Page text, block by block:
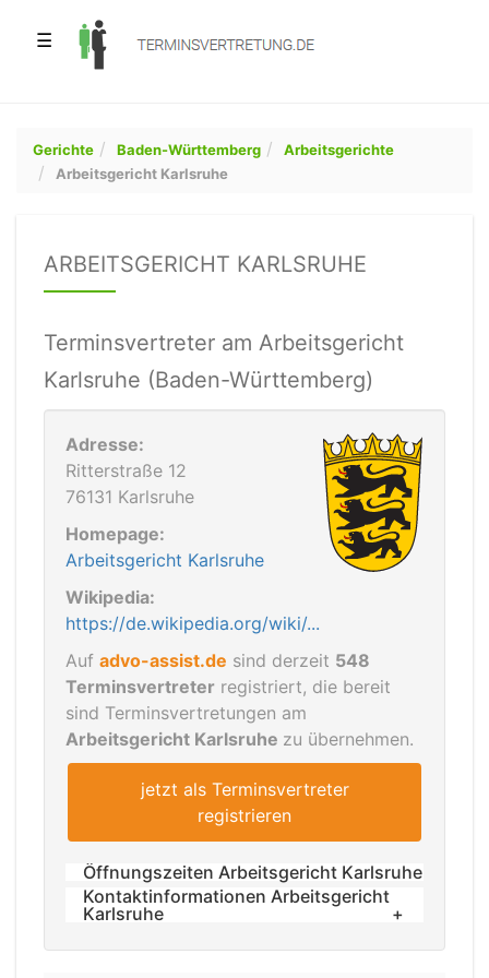
☰
Gerichte Baden-Württemberg
Arbeitsgerichte
Arbeitsgericht Karlsruhe
ARBEITSGERICHT KARLSRUHE
Terminsvertreter am Arbeitsgericht
Karlsruhe (Baden-Württemberg)
Adresse:
Ritterstraße 12
76131 Karlsruhe
Homepage:
Arbeitsgericht Karlsruhe
Wikipedia:
https://de.wikipedia.org/wiki/...
Auf advo-assist.de sind derzeit 548
Terminsvertreter registriert, die bereit
sind Terminsvertretungen am
Arbeitsgericht Karlsruhe zu übernehmen.
jetzt als Terminsvertreter
registrieren
Öffnungszeiten Arbeitsgericht Karlsruhe
Die Rechtsantragstelle des
Arbeitsgerichts Karlsruhe ist wie folgt
geöffnet:
Kontaktinformationen Arbeitsgericht
Karlsruhe